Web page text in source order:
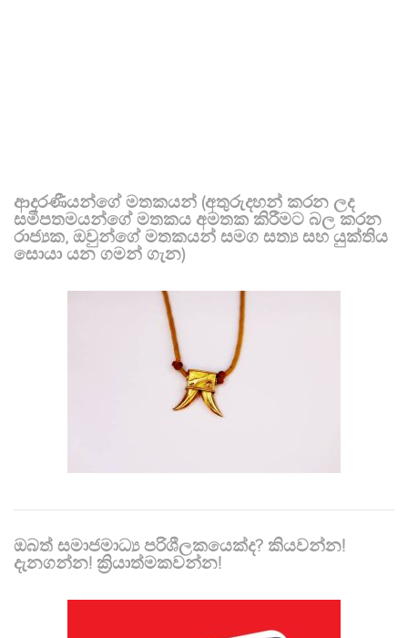
ආදරණීයන්ගේ මතකයන් (අතුරුදහන් කරන ලද
සමීපතමයන්ගේ මතකය අමතක කිරීමට බල කරන
රාජ්‍යක, ඔවුන්ගේ මතකයන් සමග සත්‍ය සහ යුක්තිය
සොයා යන ගමන් ගැන)
ඔබත් සමාජමාධ්‍ය පරිශීලකයෙක්ද? කියවන්න!
දැනගන්න! ක්‍රියාත්මකවන්න!